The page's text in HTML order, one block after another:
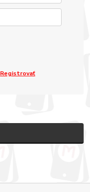
Registrovať